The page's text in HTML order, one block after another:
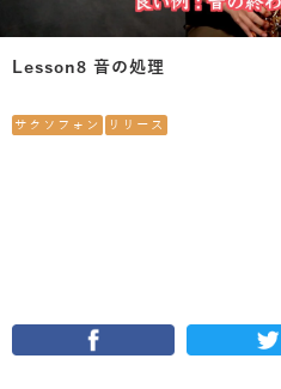
Lesson8 音の処理
サクソフォン リリース